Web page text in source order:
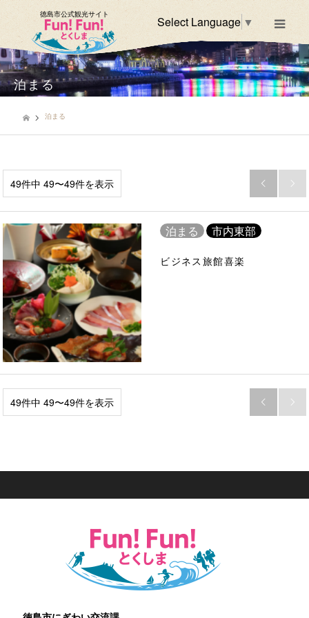
徳島市公式観光サイト Select Language ▼
泊まる
泊まる
49件中 49〜49件を表示  
泊まる 市内東部
ビジネス旅館喜楽
49件中 49〜49件を表示  